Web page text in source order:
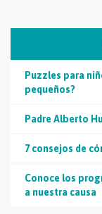
Puzzles para
pequeños?
Padre Alberto
7 consejos de
Conoce los
a nuestra causa